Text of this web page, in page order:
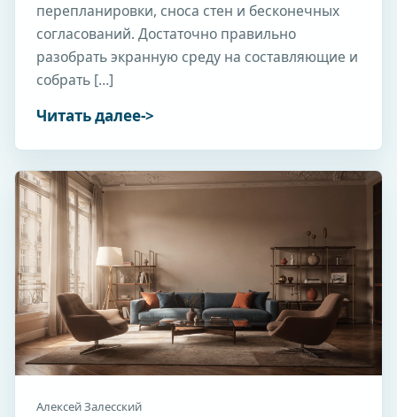
перепланировки, сноса стен и бесконечных
согласований. Достаточно правильно
разобрать экранную среду на составляющие и
собрать […]
Читать далее
Алексей Залесский